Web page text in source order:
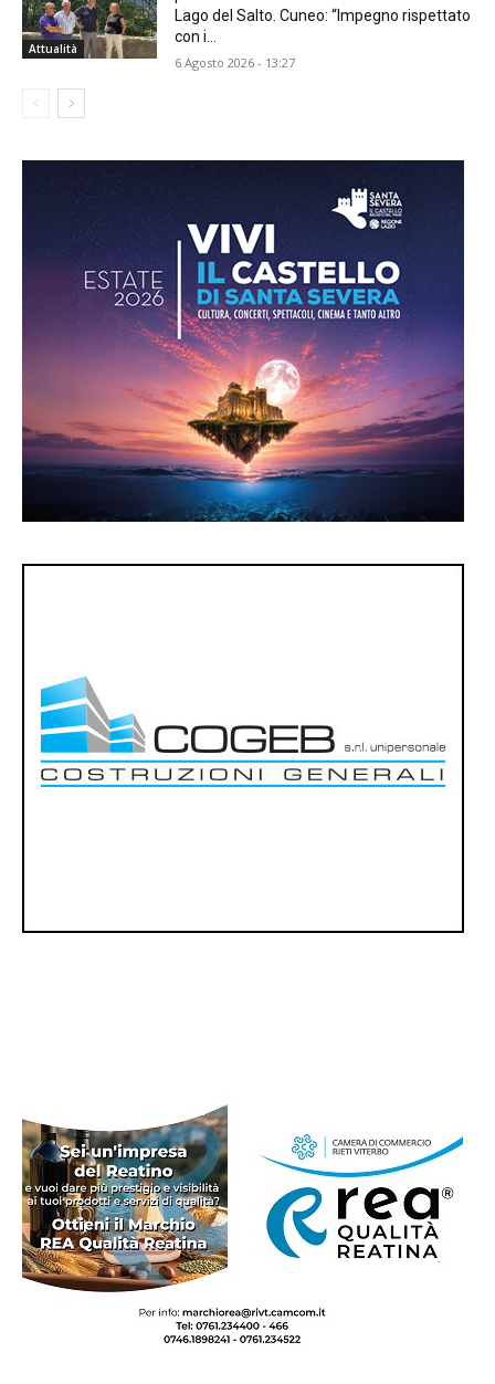
Attualità
Lago del Salto. Cuneo: “Impegno rispettato
con i...
6 Agosto 2026 - 13:27